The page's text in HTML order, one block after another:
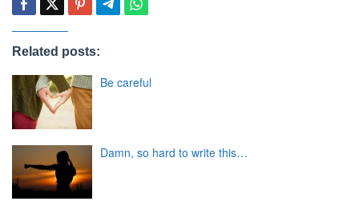
Related posts:
Be careful
Damn, so hard to write this…